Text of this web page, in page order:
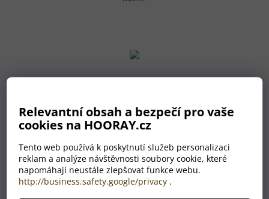
Relevantní obsah a bezpečí pro vaše
cookies na HOORAY.cz
Tento web používá k poskytnutí služeb personalizaci
reklam a analýze návštěvnosti soubory cookie, které
napomáhají neustále zlepšovat funkce webu.
http://business.safety.google/privacy .
Schválení návrhu
Pošleme vám návrh k odsouhlasení e-mailem a vy nám
ho potvrdíte nebo napíšete požadované změny.